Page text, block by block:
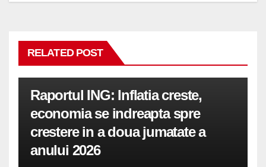
RELATED POST
Raportul ING: Inflatia creste,
economia se indreapta spre
crestere in a doua jumatate a
anului 2026